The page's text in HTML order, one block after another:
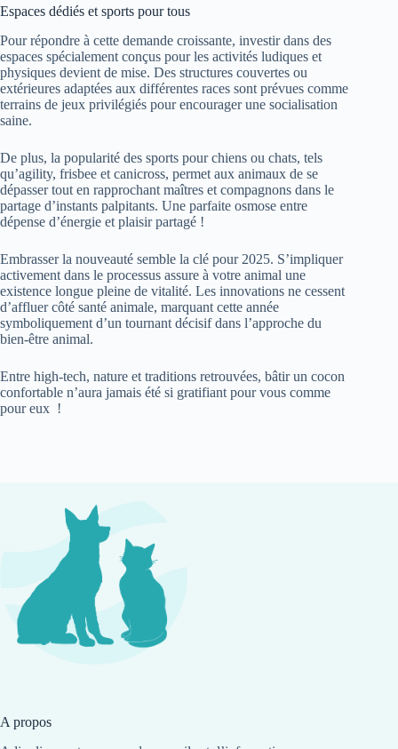
Espaces dédiés et sports pour tous
Pour répondre à cette demande croissante, investir dans des
espaces spécialement conçus pour les activités ludiques et
physiques devient de mise. Des structures couvertes ou
extérieures adaptées aux différentes races sont prévues comme
terrains de jeux privilégiés pour encourager une socialisation
saine.
De plus, la popularité des sports pour chiens ou chats, tels
qu’agility, frisbee et canicross, permet aux animaux de se
dépasser tout en rapprochant maîtres et compagnons dans le
partage d’instants palpitants. Une parfaite osmose entre
dépense d’énergie et plaisir partagé !
Embrasser la nouveauté semble la clé pour 2025. S’impliquer
activement dans le processus assure à votre animal une
existence longue pleine de vitalité. Les innovations ne cessent
d’affluer côté santé animale, marquant cette année
symboliquement d’un tournant décisif dans l’approche du
bien-être animal.
Entre high-tech, nature et traditions retrouvées, bâtir un cocon
confortable n’aura jamais été si gratifiant pour vous comme
pour eux !
A propos